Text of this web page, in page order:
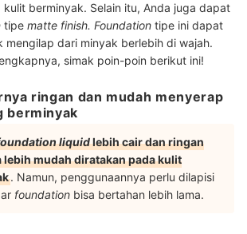
berminyak. Selain itu, Anda juga dapat
tipe matte finish. Foundation tipe ini dapat
mengilap dari minyak berlebih di wajah.
simak poin-poin berikut ini!
ringan dan mudah menyerap
berminyak
liquidlebih cair dan ringan
lebih mudah diratakan pada kulit
. Namun, penggunaannya perlu dilapisi
foundation bisa bertahan lebih lama.